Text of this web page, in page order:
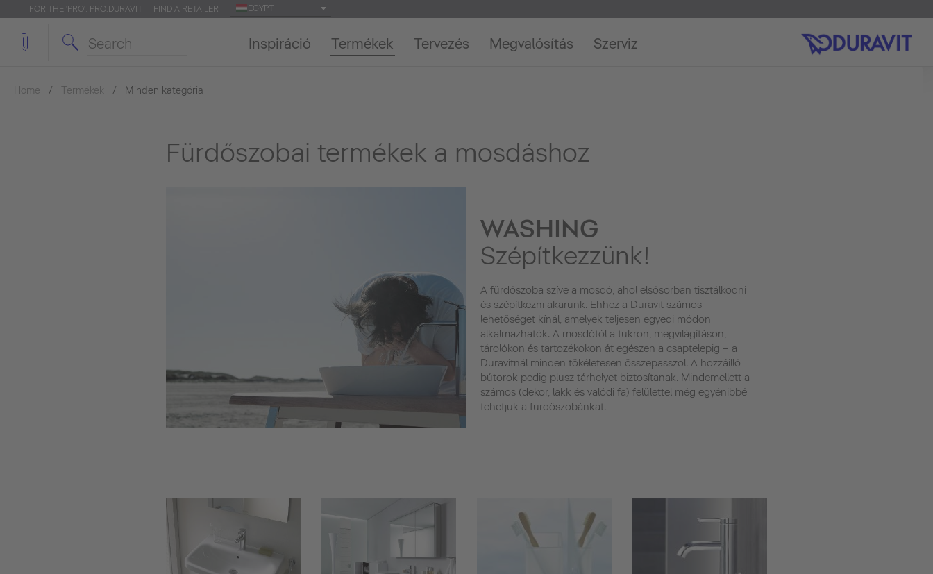
FOR THE 'PRO': PRO.DURAVIT FIND A RETAILER EGYPT
Inspiráció Termékek Tervezés Megvalósítás Szerviz
Home Termékek Minden kategória
Fürdőszobai termékek a mosdáshoz
WASHING
Szépítkezzünk!
A fürdőszoba szíve a mosdó, ahol elsősorban tisztálkodni
és szépítkezni akarunk. Ehhez a Duravit számos
lehetőséget kínál, amelyek teljesen egyedi módon
alkalmazhatók. A mosdótól a tükrön, megvilágításon,
tárolókon és tartozékokon át egészen a csaptelepig – a
Duravitnál minden tökéletesen összepasszol. A hozzáillő
bútorok pedig plusz tárhelyet biztosítanak. Mindemellett a
számos (dekor, lakk és valódi fa) felülettel még egyénibbé
tehetjük a fürdőszobánkat.